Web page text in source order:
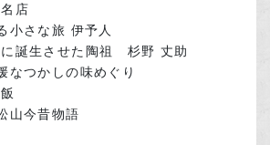
店
小さな旅 伊予人
誕生させた陶祖 杉野 丈助
なつかしの味めぐり
山今昔物語